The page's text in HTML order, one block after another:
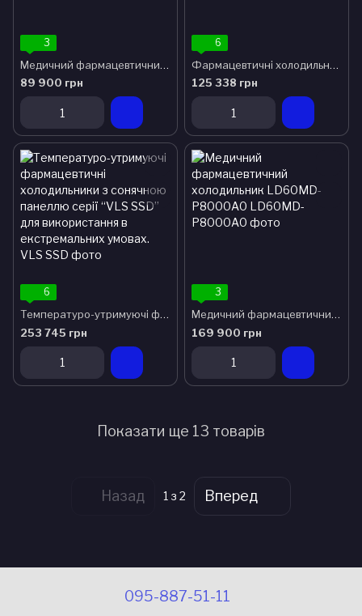
3
Медичний фармацевтичний (лабораторний) холодильник для вакцин та ліків LD40DD-P600BEQ
89 900 грн
6
Фармацевтичні холодильники (від +2 до +20°C) « R-90i | R-138i | R-427i »
125 338 грн
6
Температуро-утримуючі фармацевтичні холодильники з сонячною панеллю серії “VLS SSD” для використання в екстремальних умовах.
253 745 грн
3
Медичний фармацевтичний холодильник LD60MD-P8000A0
169 900 грн
Показати ще 13 товарів
Назад 1 з 2 Вперед
095-887-51-11